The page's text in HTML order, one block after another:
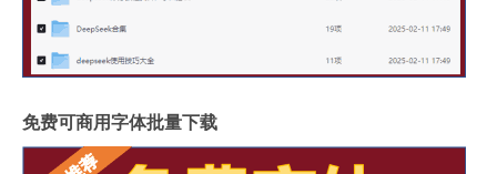
免费可商用字体批量下载